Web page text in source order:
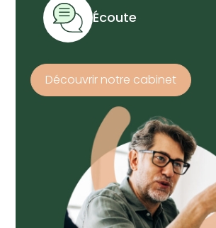
Écoute
Découvrir notre cabinet